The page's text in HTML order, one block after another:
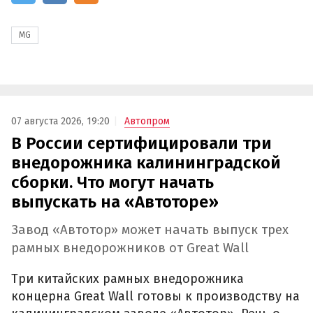
MG
07 августа 2026, 19:20 Автопром
В России сертифицировали три
внедорожника калининградской
сборки. Что могут начать
выпускать на «Автоторе»
Завод «Автотор» может начать выпуск трех
рамных внедорожников от Great Wall
Три китайских рамных внедорожника
концерна Great Wall готовы к производству на